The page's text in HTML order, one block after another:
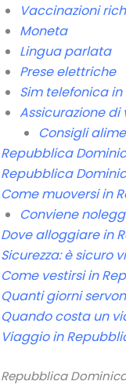
Vaccinazioni
Moneta
Lingua parlata
Prese elettriche
Sim telefonica
Assicurazione di
Consigli
Repubblica
Repubblica
Come muoversi in
Conviene
Dove alloggiare in
Sicurezza: è sicuro
Come vestirsi in
Quanti giorni
Quando costa un
Viaggio in
Repubblica